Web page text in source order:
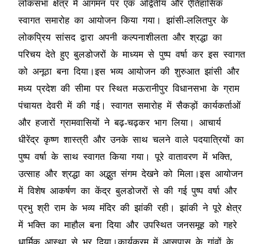
लोकसभा क्षेत्र में आगमन पर एक अद्वितीय और ऐतिहासिक
स्वागत समारोह का आयोजन किया गया। झांसी-ललितपुर के
लोकप्रिय सांसद द्वारा अपनी कल्पनाशीलता और श्रद्धा का
परिचय देते हुए बुलडोजरों के माध्यम से पुष्प वर्षा कर इस स्वागत
को अनूठा बना दिया।इस भव्य आयोजन की शुरुआत झांसी और
मध्य प्रदेश की सीमा पर स्थित मऊरानीपुर विधानसभा के ग्राम
पंचायत देवरी में की गई। स्वागत समारोह में सैकड़ों कार्यकर्ताओं
और हजारों ग्रामवासियों ने बढ़-चढ़कर भाग लिया। आचार्य
धीरेंद्र कृष्ण शास्त्री और उनके साथ चलने वाले पदयात्रियों का
पुष्प वर्षा के साथ स्वागत किया गया। पूरे वातावरण में भक्ति,
उत्साह और श्रद्धा का अद्भुत संगम देखने को मिला।इस आयोजन
में विशेष आकर्षण का केंद्र बुलडोजरों से की गई पुष्प वर्षा और
प्रभु श्री राम के भव्य मंदिर की झांकी रही। झांकी ने पूरे क्षेत्र
में भक्ति का माहौल बना दिया और उपस्थित जनसमूह को गहरे
धार्मिक आस्था से भर दिया।कार्यक्रम में आसपास के गांवों के